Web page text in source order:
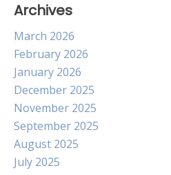
Archives
March 2026
February 2026
January 2026
December 2025
November 2025
September 2025
August 2025
July 2025